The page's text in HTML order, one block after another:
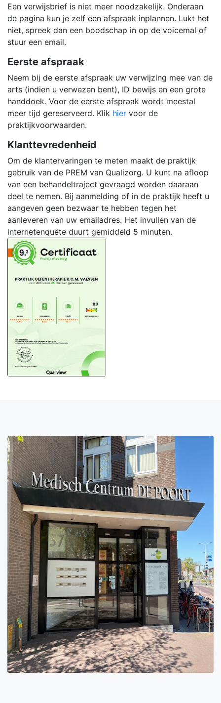
Een verwijsbrief is niet meer noodzakelijk. Onderaan
de pagina kun je zelf een afspraak inplannen. Lukt het
niet, spreek dan een boodschap in op de voicemal of
stuur een email.
Eerste afspraak
Neem bij de eerste afspraak uw verwijzing mee van de
arts (indien u verwezen bent), ID bewijs en een grote
handdoek. Voor de eerste afspraak wordt meestal
meer tijd gereserveerd. Klik hier voor de
praktijkvoorwaarden.
Klanttevredenheid
Om de klantervaringen te meten maakt de praktijk
gebruik van de PREM van Qualizorg. U kunt na afloop
van een behandeltraject gevraagd worden daaraan
deel te nemen. Bij aanmelding of in de praktijk heeft u
aangeven geen bezwaar te hebben tegen het
aanleveren van uw emailadres. Het invullen van de
internetenquête duurt gemiddeld 5 minuten.